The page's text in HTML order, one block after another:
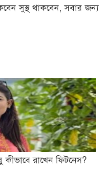
সুস্থ থাকবেন, সবার জন্য
রাখেন ফিটনেস?